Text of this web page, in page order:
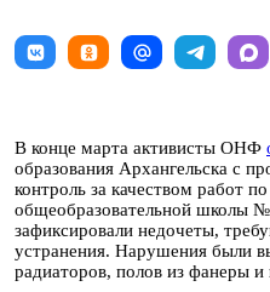
В конце марта активисты ОНФ
образования Архангельска с
контроль за качеством работ
общеобразовательной школы
зафиксировали недочеты,
устранения. Нарушения были
радиаторов, полов из фанеры и